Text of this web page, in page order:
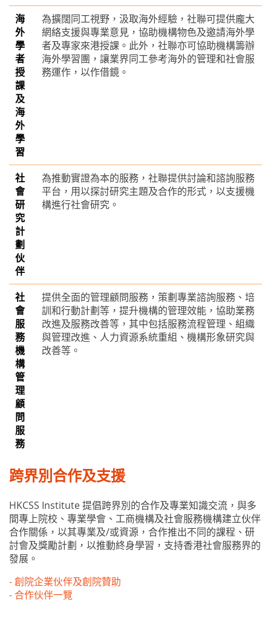
海
外
學
者
授
課
及
海
外
學
習
為擴闊同工視野，汲取海外經驗，社聯可提供龐大
網絡支援與專業意見，協助機構物色及邀請海外學
者及專家來港授課。此外，社聯亦可協助機構籌辦
海外學習團，讓業界同工參考海外的管理和社會服
務運作，以作借鏡。
社
會
研
究
計
劃
伙
伴
為推動實證為本的服務，社聯提供討論和諮詢服務
平台，用以探討研究主題及合作的形式，以支援機
構進行社會研究。
社
會
服
務
機
構
管
理
顧
問
服
務
提供全面的管理顧問服務，策劃專業諮詢服務、培
訓和行動計劃等，提升機構的管理效能，協助業務
改進及服務改善等，其中包括服務流程管理、組織
與管理改進、人力資源系統重組、機構形象研究與
改善等。
跨界別合作及支援
HKCSS Institute 提倡跨界別的合作及專業知識交流，與多
間專上院校、專業學會、工商機構及社會服務機構建立伙伴
合作關係，以其專業及/或資源，合作推出不同的課程、研
討會及獎勵計劃，以推動終身學習，支持香港社會服務界的
發展。
- 創院企業伙伴及創院贊助
- 合作伙伴一覽